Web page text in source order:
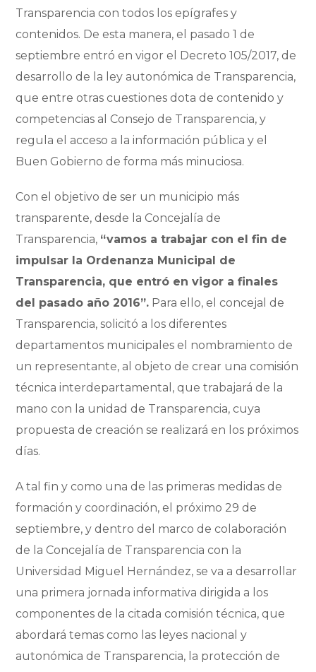
Transparencia con todos los epígrafes y
contenidos. De esta manera, el pasado 1 de
septiembre entró en vigor el Decreto 105/2017, de
desarrollo de la ley autonómica de Transparencia,
que entre otras cuestiones dota de contenido y
competencias al Consejo de Transparencia, y
regula el acceso a la información pública y el
Buen Gobierno de forma más minuciosa.
Con el objetivo de ser un municipio más
transparente, desde la Concejalía de
Transparencia, “vamos a trabajar con el fin de
impulsar la Ordenanza Municipal de
Transparencia, que entró en vigor a finales
del pasado año 2016”. Para ello, el concejal de
Transparencia, solicitó a los diferentes
departamentos municipales el nombramiento de
un representante, al objeto de crear una comisión
técnica interdepartamental, que trabajará de la
mano con la unidad de Transparencia, cuya
propuesta de creación se realizará en los próximos
días.
A tal fin y como una de las primeras medidas de
formación y coordinación, el próximo 29 de
septiembre, y dentro del marco de colaboración
de la Concejalía de Transparencia con la
Universidad Miguel Hernández, se va a desarrollar
una primera jornada informativa dirigida a los
componentes de la citada comisión técnica, que
abordará temas como las leyes nacional y
autonómica de Transparencia, la protección de